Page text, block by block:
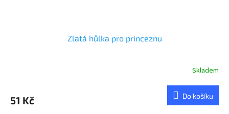
Zlatá hůlka pro princeznu
Skladem
51 Kč Do košíku